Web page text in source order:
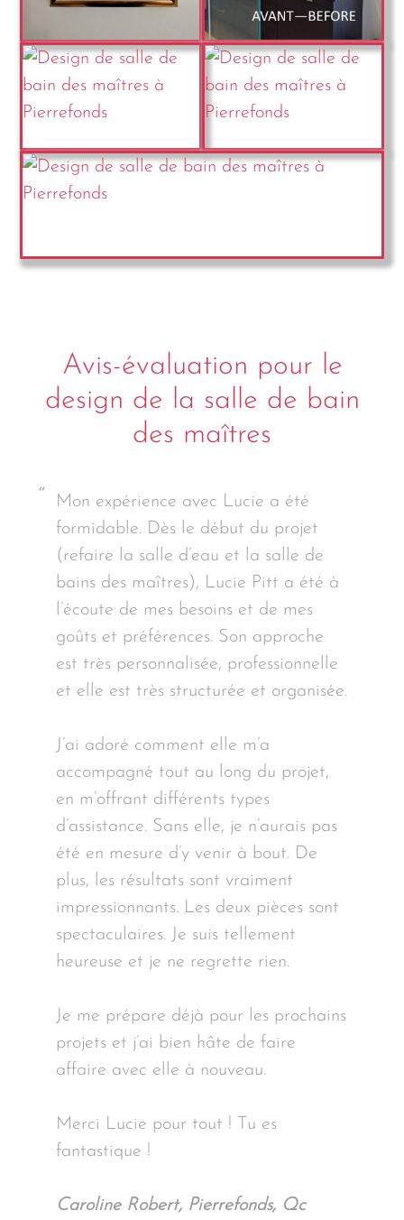
Avis-évaluation pour le
design de la salle de bain
des maîtres
Mon expérience avec Lucie a été
formidable. Dès le début du projet
(refaire la salle d’eau et la salle de
bains des maîtres), Lucie Pitt a été à
l’écoute de mes besoins et de mes
goûts et préférences. Son approche
est très personnalisée, professionnelle
et elle est très structurée et organisée.
J’ai adoré comment elle m’a
accompagné tout au long du projet,
en m’offrant différents types
d’assistance. Sans elle, je n’aurais pas
été en mesure d’y venir à bout. De
plus, les résultats sont vraiment
impressionnants. Les deux pièces sont
spectaculaires. Je suis tellement
heureuse et je ne regrette rien.
Je me prépare déjà pour les prochains
projets et j’ai bien hâte de faire
affaire avec elle à nouveau.
Merci Lucie pour tout ! Tu es
fantastique !
Caroline Robert, Pierrefonds, Qc